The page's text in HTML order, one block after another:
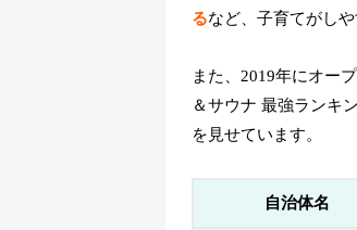
るなど、子育てがし
また、2019年にオー
＆サウナ 最強ランキ
を見せています。
自治体名